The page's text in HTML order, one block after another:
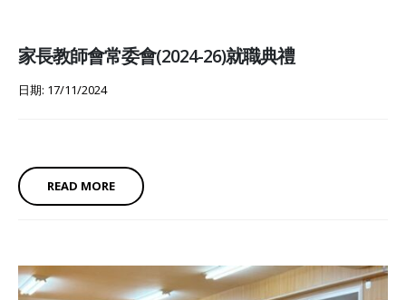
家長教師會常委會(2024-26)就職典禮
日期: 17/11/2024
READ MORE